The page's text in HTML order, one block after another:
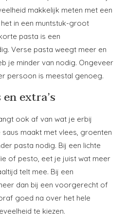
makkelijk meten met een
in een muntstuk-groot
pasta is een
Verse pasta weegt meer en
je minder van nodig. Ongeveer
persoon is meestal genoeg.
extra’s
ook af van wat je erbij
maakt met vlees, groenten
pasta nodig. Bij een lichte
of pesto, eet je juist wat meer
telt mee. Bij een
dan bij een voorgerecht of
goed na over het hele
te kiezen.